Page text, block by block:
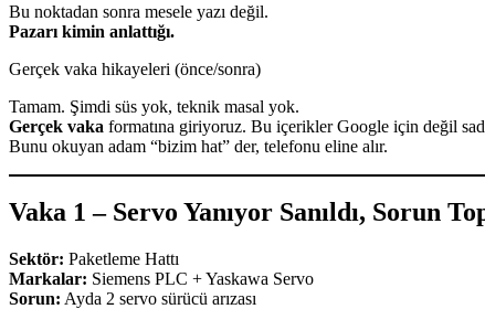
Bu noktadan sonra mesele yazı değil.
Pazarı kimin anlattığı.
Gerçek vaka hikayeleri (önce/sonra)
Tamam. Şimdi süs yok, teknik masal yok.
Gerçek vaka formatına giriyoruz. Bu içerikler Google için değil
Bunu okuyan adam “bizim hat” der, telefonu eline alır.
Vaka 1 – Servo Yanıyor Sanıldı, Sorun
Sektör: Paketleme Hattı
Markalar: Siemens PLC + Yaskawa Servo
Sorun: Ayda 2 servo sürücü arızası